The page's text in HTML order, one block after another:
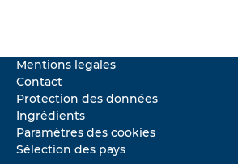
Mentions legales
Contact
Protection des données
Ingrédients
Paramètres des cookies
Sélection des pays